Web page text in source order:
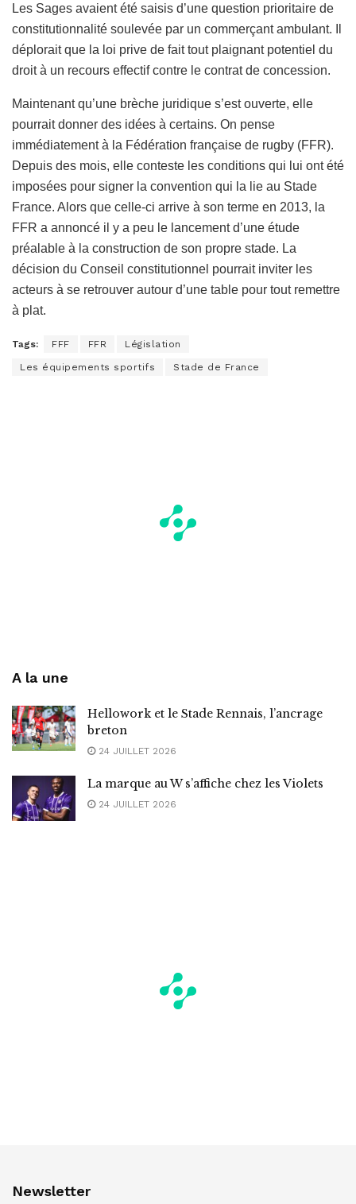
Les Sages avaient été saisis d’une question prioritaire de
constitutionnalité soulevée par un commerçant ambulant. Il
déplorait que la loi prive de fait tout plaignant potentiel du
droit à un recours effectif contre le contrat de concession.
Maintenant qu’une brèche juridique s’est ouverte, elle
pourrait donner des idées à certains. On pense
immédiatement à la Fédération française de rugby (FFR).
Depuis des mois, elle conteste les conditions qui lui ont été
imposées pour signer la convention qui la lie au Stade
France. Alors que celle-ci arrive à son terme en 2013, la
FFR a annoncé il y a peu le lancement d’une étude
préalable à la construction de son propre stade. La
décision du Conseil constitutionnel pourrait inviter les
acteurs à se retrouver autour d’une table pour tout remettre
à plat.
Tags: FFF FFR Législation
Les équipements sportifs Stade de France
A la une
Hellowork et le Stade Rennais, l’ancrage
breton
24 JUILLET 2026
La marque au W s’affiche chez les Violets
24 JUILLET 2026
Newsletter